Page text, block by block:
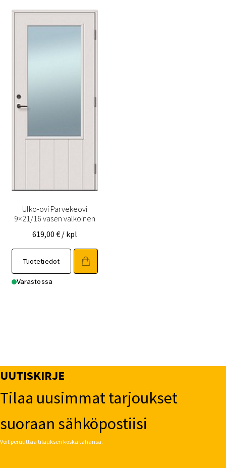
Ulko-ovi Parvekeovi
9×21/16 vasen valkoinen
619,00 € / kpl
Tuotetiedot
Varastossa
UUTISKIRJE
Tilaa uusimmat tarjoukset
suoraan sähköpostiisi
Voit peruuttaa tilauksen koska tahansa.